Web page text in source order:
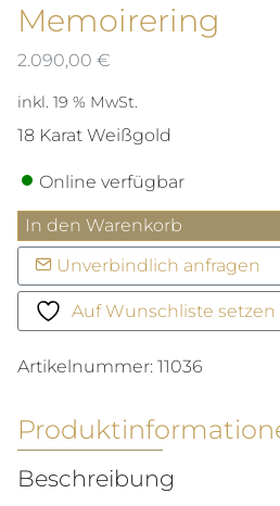
Memoirering
2.090,00 €
inkl. 19 % MwSt.
18 Karat Weißgold
Online verfügbar
Memoirering
Menge
In den Warenkorb
Unverbindlich anfragen
Auf Wunschliste setzen
Artikelnummer: 11036
Beschreibung